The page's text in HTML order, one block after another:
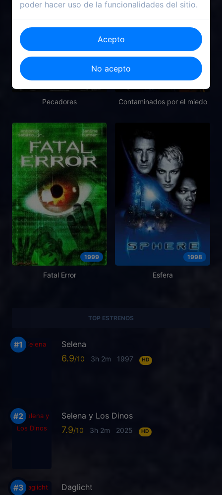
Pecadores Contaminados por el miedo
1999
Fatal Error
1998
Esfera
TOP ESTRENOS
Selena
6.9 3h 2m 1997 HD
Selena y Los Dinos
7.9 3h 2m 2025 HD
Daglicht
poder hacer uso de la funcionalidades del sitio.
Acepto
No acepto